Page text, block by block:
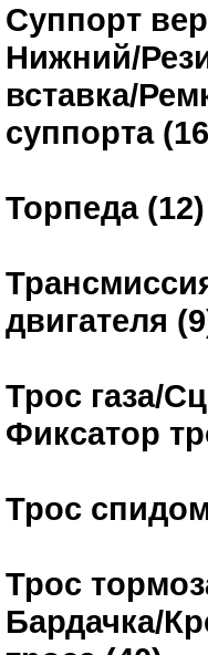
Суппорт
Нижний/
вставка/
суппорта
Торпеда (12)
двигателя
Трос газа/
Фиксатор
Трос
Трос
Бардачка/